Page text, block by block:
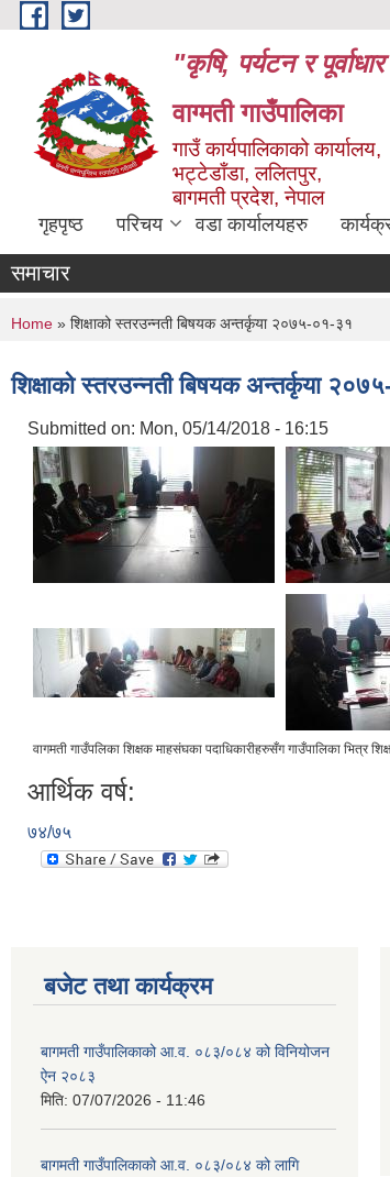
Skip to main content
"कृषि, पर्यटन र
वाग्मती गाउँपालिका
गाउँ कार्यपालिकाको कार्यालय,
भट्टेडाँडा, ललितपुर,
बागमती प्रदेश, नेपाल
गृहपृष्ठ परिचय वडा कार्यालयहरु
समाचार
You are here
Home » शिक्षाको स्तरउन्नती बिषयक अन्तर्कृया २०७५-०१-३१
शिक्षाको स्तरउन्नती बिषयक अन्तर्कृया
Submitted on: Mon, 05/14/2018 - 16:15
वागमती गाउँपलिका शिक्षक माहसंघका पदाधिकारीहरुसँग गाउँपालिका भित्र
आर्थिक वर्ष:
७४/७५
बजेट तथा कार्यक्रम
बागमती गाउँपालिकाको आ.व. ०८३/०८४ को विनियोजन
ऐन २०८३
मिति: 07/07/2026 - 11:46
बागमती गाउँपालिकाको आ.व. ०८३/०८४ को लागि